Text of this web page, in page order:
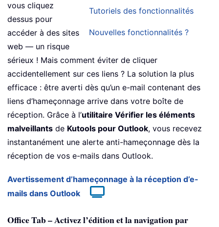
Tutoriels des fonctionnalités
Nouvelles fonctionnalités ?
vous cliquez
dessus pour
accéder à des sites
web — un risque
sérieux ! Mais comment éviter de cliquer
accidentellement sur ces liens ? La solution la plus
efficace : être averti dès qu’un e-mail contenant des
liens d’hameçonnage arrive dans votre boîte de
réception. Grâce à l’utilitaire Vérifier les éléments
malveillants de Kutools pour Outlook, vous recevez
instantanément une alerte anti-hameçonnage dès la
réception de vos e-mails dans Outlook.
Avertissement d’hameçonnage à la réception d’e-
mails dans Outlook
Office Tab – Activez l’édition et la navigation par